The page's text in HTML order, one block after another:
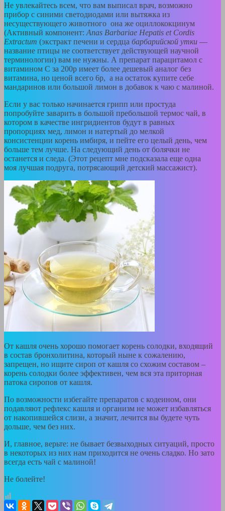
Не увлекайтесь всем, что вам выписал врач, возможно
прибор с синими светодиодами или вытяжка из
несуществующего животного она же оциллококцинум
(Активный компонент: Anas Barbariae Hepatis et Cordis
Extractum (экстракт печени и сердца барбарийской утки —
название птицы не соответствует действующей научной
терминологии) вам не нужны. А препарат парацитамол с
витамином С за 200р имеет более дешевый аналог без
витамина, но ценой всего 6р, а на остаток купите себе
мандаринов или большой лимон в добавок к чаю с малиной.
Если у вас только начинается грипп или простуда
попробуйте заварить в большой пребольшой термос чай, в
котором в качестве ингридиентов будут в равных
пропорциях мед, лимон и натертый до мелкой
консистенции корень имбиря, и пейте его целый день, чем
больше тем лучше. На следующий день от болячки не
останется и следа. (Этот рецепт мне подсказала еще одна
моя лучшая подруга, потрясающий детский массажист).
От кашля очень хорошо помогает корень солодки, входящий
в состав бронхолитина, который ныне к сожалению,
запрещен, но ищите сироп от кашля со схожим составом –
корень солодки более эффективен, чем вся эта приторная
патока сиропов от кашля.
По возможности избегайте препаратов с кодеином, они
подавляют рефлекс кашля и организм не может избавляться
от накопившейся слизи, а значит, лечится вы будете чуть
дольше, чем без них.
И, главное, верьте: не бывает безвыходных ситуаций, просто
в некоторых из них нам приходится не очень сладко. Но зато
всегда есть чай с малиной!
Не болейте!